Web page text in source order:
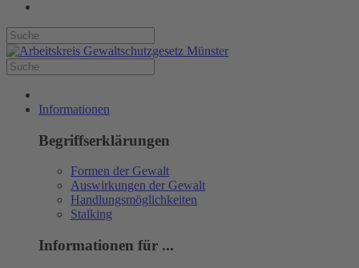
Informationen
Begriffserklärungen
Formen der Gewalt
Auswirkungen der Gewalt
Handlungsmöglichkeiten
Stalking
Informationen für ...